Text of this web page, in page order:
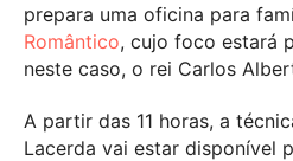
prepara uma oficina para
Romântico, cujo foco estará
neste caso, o rei Carlos
A partir das 11 horas, a
Lacerda vai estar disponível